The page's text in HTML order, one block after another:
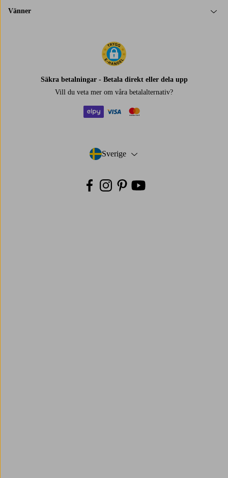
Vänner
Säkra betalningar - Betala direkt eller dela upp
Vill du veta mer om våra betalalternativ?
Sverige
- Välj land